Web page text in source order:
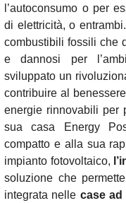
l’autoconsumo o per
di elettricità, o
combustibili fossili che
e dannosi per
sviluppato un
contribuire al
energie rinnovabili per
sua casa Energy
compatto e alla sua
impianto fotovoltaico,
soluzione che
integrata nelle case ad